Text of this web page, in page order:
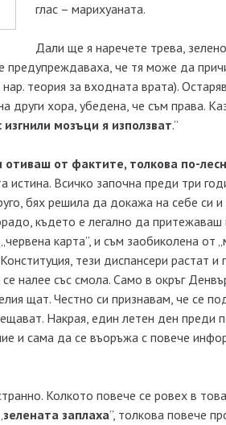
глас – марихуаната.
Дали ще я наречете трева,
предупреждаваха, че тя може да
теория за входната врата).
други хора, убедена, че съм права.
мозъци я използват.”
отиваш от фактите, толкова по-
истина. Всичко започна преди три
бях решила да докажа на себе си и
където е легално да
карта”, и съм заобиколена от
тези диспансери растат и
налее със смола. Само в окръг
щат. Честно си признавам, че се
Накрая, един летен ден преди
и сама да се въоръжа с повече
Колкото повече се ровех в
зелената заплаха”, толкова повече